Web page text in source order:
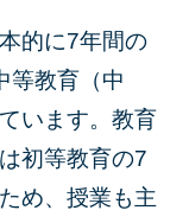
的に7年間の
等教育（中
います。教育
初等教育の7
め、授業も主